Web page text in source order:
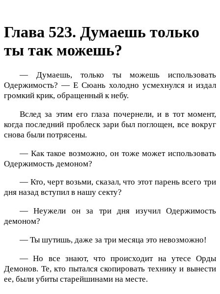
Глава 523. Думаешь только
ты так можешь?
— Думаешь, только ты можешь использовать
Одержимость? — Е Сюань холодно усмехнулся и издал
громкий крик, обращенный к небу.
Вслед за этим его глаза почернели, и в тот момент,
когда последний проблеск зари был поглощен, все вокруг
снова были потрясены.
— Как такое возможно, он тоже может использовать
Одержимость демоном?
— Кто, черт возьми, сказал, что этот парень всего три
дня назад вступил в нашу секту?
— Неужели он за три дня изучил Одержимость
демоном?
— Ты шутишь, даже за три месяца это невозможно!
— Но все знают, что происходит на утесе Орды
Демонов. Те, кто пытался скопировать технику и вынести
ее, были убиты старейшинами на месте.